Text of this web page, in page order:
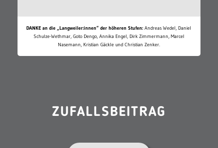
DANKE an die „Langweiler:innen“ der höheren Stufen: Andreas Wedel, Daniel
Schulze-Wethmar, Goto Dengo, Annika Engel, Dirk Zimmermann, Marcel
Nasemann, Kristian Gäckle und Christian Zenker.
ZUFALLSBEITRAG